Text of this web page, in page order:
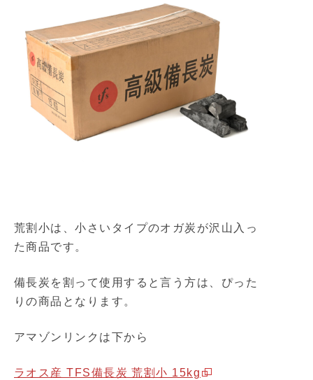
荒割小は、小さいタイプのオガ炭が沢山入っ
た商品です。
備長炭を割って使用すると言う方は、ぴった
りの商品となります。
アマゾンリンクは下から
ラオス産 TFS備長炭 荒割小 15kg